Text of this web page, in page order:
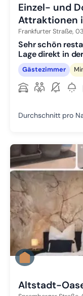
Einzel- und
Attraktionen
Frankfurter Straße,
Sehr schön
Lage direkt in
Gästezimmer
Durchschnitt pro
Altstadt-